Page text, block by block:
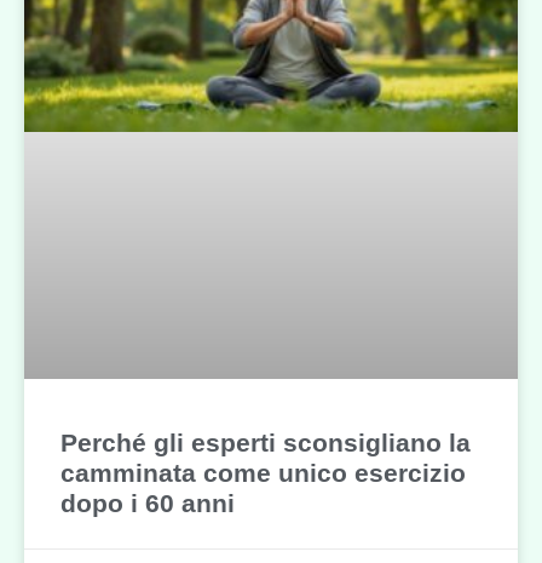
Perché gli esperti sconsigliano la
camminata come unico esercizio
dopo i 60 anni